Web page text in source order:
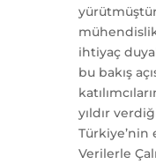
mühendislik
ihtiyaç
bu bakış
yıldır
Türkiye’nin
Verilerle